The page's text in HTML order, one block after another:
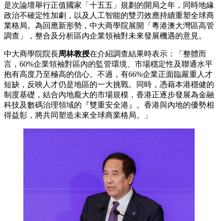
是次論壇舉行正值國家「十五五」規劃的開局之年，同時地緣
政治不確定性加劇，以及人工智能的雙刃效應持續重塑全球商
業格局。為回應新形勢，中大商學院展開「粵港澳大灣區高管
調查」，整合及分析區內企業領袖對未來發展機遇的意見。
中大商學院院長周林教授在介紹調查結果時表示：「整體而
言，60%企業領袖對區內的監管環境、市場穩定性及聯通水平
抱有高度乃至極高的信心。不過，有66%企業正面臨嚴重人才
短缺，反映人才仍是地區的一大挑戰。同時，憑藉本港穩健的
制度基礎，結合內地龐大的市場規模，香港正逐步發展為金融
科技及數碼治理領域的『雙重安全港』。香港與內地的優勢相
得益彰，將共同塑造未來全球商業格局。」